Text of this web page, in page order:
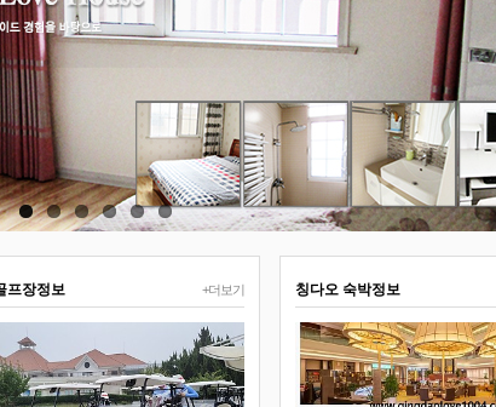
+더보기
프장정보 칭다오 숙박정보